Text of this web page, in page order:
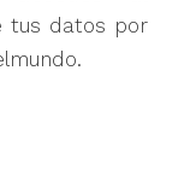
tus datos por